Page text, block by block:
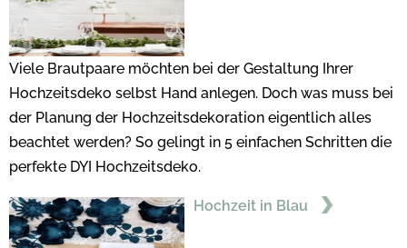
Viele Brautpaare möchten bei der Gestaltung Ihrer
Hochzeitsdeko selbst Hand anlegen. Doch was muss bei
der Planung der Hochzeitsdekoration eigentlich alles
beachtet werden? So gelingt in 5 einfachen Schritten die
perfekte DYI Hochzeitsdeko.
Hochzeit in Blau